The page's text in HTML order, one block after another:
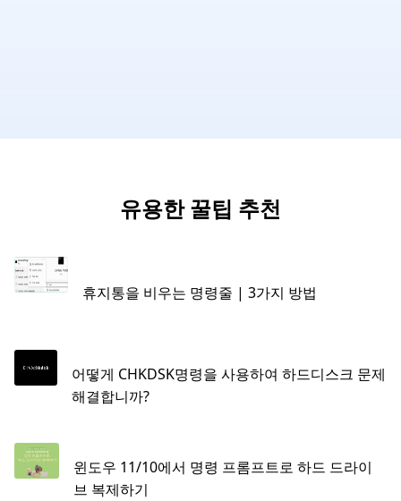
유용한 꿀팁 추천
휴지통을 비우는 명령줄 | 3가지 방법
어떻게 CHKDSK명령을 사용하여 하드디스크 문제
해결합니까?
윈도우 11/10에서 명령 프롬프트로 하드 드라이
브 복제하기